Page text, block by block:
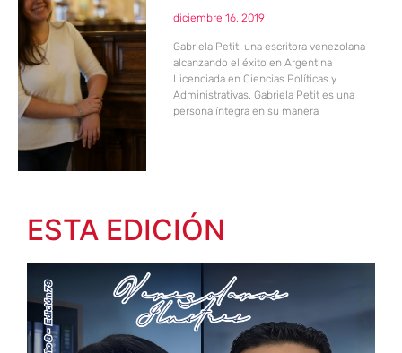
diciembre 16, 2019
Gabriela Petit: una escritora venezolana
alcanzando el éxito en Argentina
Licenciada en Ciencias Políticas y
Administrativas, Gabriela Petit es una
persona íntegra en su manera
ESTA EDICIÓN